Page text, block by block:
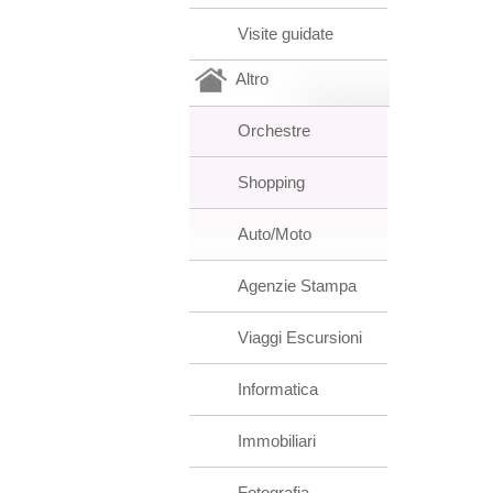
Visite guidate
Altro
Orchestre
Shopping
Auto/Moto
Agenzie Stampa
Viaggi Escursioni
Informatica
Immobiliari